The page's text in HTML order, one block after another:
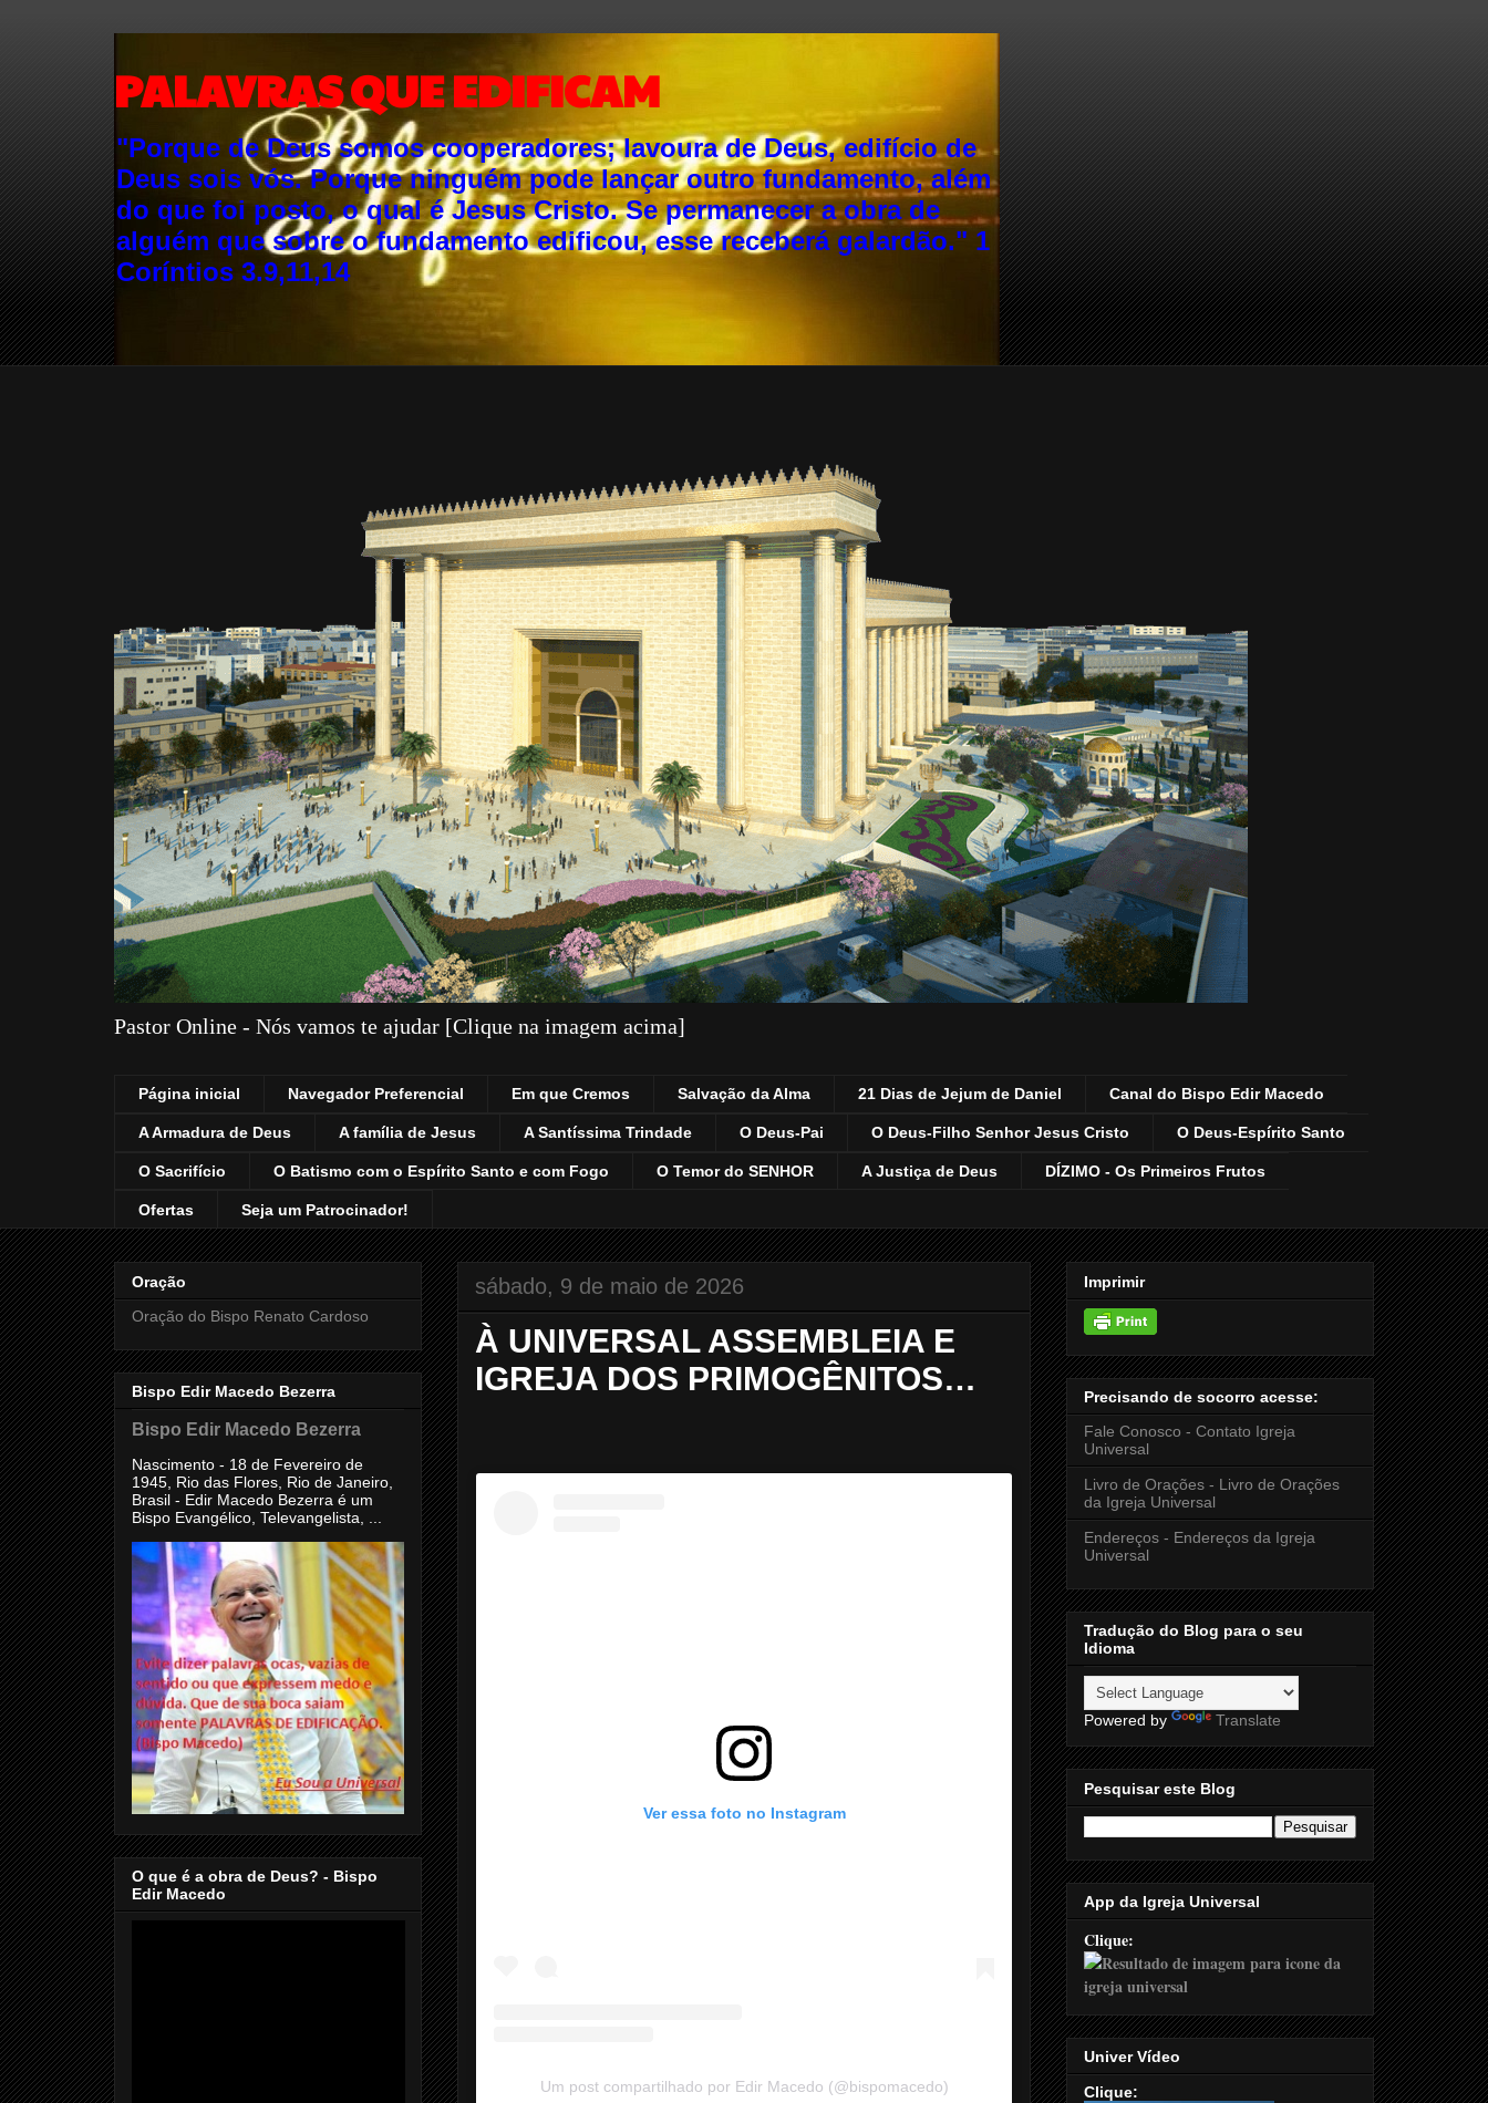
PALAVRAS QUE EDIFICAM
"Porque de Deus somos cooperadores; lavoura de Deus, edifício de
Deus sois vós. Porque ninguém pode lançar outro fundamento, além
do que foi posto, o qual é Jesus Cristo. Se permanecer a obra de
alguém que sobre o fundamento edificou, esse receberá galardão." 1
Coríntios 3.9,11,14
Pastor Online - Nós vamos te ajudar [Clique na imagem acima]
Página inicial Navegador Preferencial Em que Cremos Salvação da Alma 21 Dias de Jejum de Daniel Canal do Bispo Edir Macedo
A Armadura de Deus A família de Jesus A Santíssima Trindade O Deus-Pai O Deus-Filho Senhor Jesus Cristo O Deus-Espírito Santo
O Sacrifício O Batismo com o Espírito Santo e com Fogo O Temor do SENHOR A Justiça de Deus DÍZIMO - Os Primeiros Frutos
Ofertas Seja um Patrocinador!
sábado, 9 de maio de 2026
À UNIVERSAL ASSEMBLEIA E
IGREJA DOS PRIMOGÊNITOS…
Ver essa foto no Instagram
Um post compartilhado por Edir Macedo (@bispomacedo)
Oração
Oração do Bispo Renato Cardoso
Bispo Edir Macedo Bezerra
Bispo Edir Macedo Bezerra
Nascimento - 18 de Fevereiro de
1945, Rio das Flores, Rio de Janeiro,
Brasil - Edir Macedo Bezerra é um
Bispo Evangélico, Televangelista, ...
O que é a obra de Deus? - Bispo
Edir Macedo
Imprimir
Precisando de socorro acesse:
Fale Conosco - Contato Igreja
Universal
Livro de Orações - Livro de Orações
da Igreja Universal
Endereços - Endereços da Igreja
Universal
Tradução do Blog para o seu
Idioma
Powered by Translate
Pesquisar este Blog
App da Igreja Universal
Clique:
Univer Vídeo
Clique: